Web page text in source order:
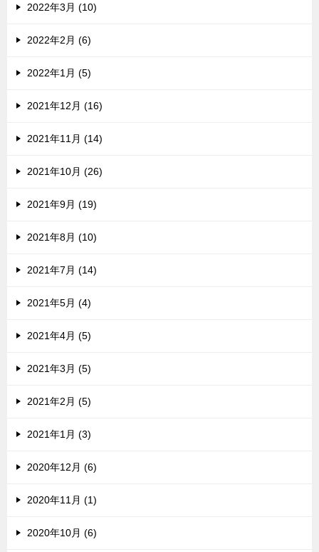
2022年3月 (10)
2022年2月 (6)
2022年1月 (5)
2021年12月 (16)
2021年11月 (14)
2021年10月 (26)
2021年9月 (19)
2021年8月 (10)
2021年7月 (14)
2021年5月 (4)
2021年4月 (5)
2021年3月 (5)
2021年2月 (5)
2021年1月 (3)
2020年12月 (6)
2020年11月 (1)
2020年10月 (6)